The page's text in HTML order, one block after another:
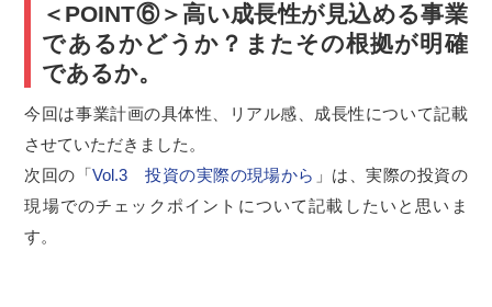
＜POINT⑥＞高い成長性が見込める事業
であるかどうか？またその根拠が明確
であるか。
今回は事業計画の具体性、リアル感、成長性について記載
させていただきました。
次回の「Vol.3 投資の実際の現場から 」は、実際の投資の
現場でのチェックポイントについて記載したいと思いま
す。